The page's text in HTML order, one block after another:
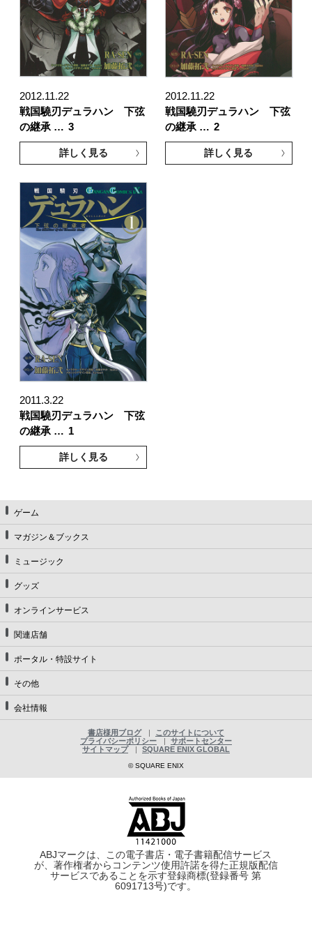
2012.11.22
戦国驍刃デュラハン 下弦
の継承 … 3
詳しく見る
2012.11.22
戦国驍刃デュラハン 下弦
の継承 … 2
詳しく見る
2011.3.22
戦国驍刃デュラハン 下弦
の継承 … 1
詳しく見る
ゲーム
マガジン＆ブックス
ミュージック
グッズ
オンラインサービス
関連店舗
ポータル・特設サイト
その他
会社情報
書店様用ブログ
このサイトについて
プライバシーポリシー
サポートセンター
サイトマップ
SQUARE ENIX GLOBAL
© SQUARE ENIX
ABJマークは、この電子書店・電子書籍配信サービス
が、著作権者からコンテンツ使用許諾を得た正規版配信
サービスであることを示す登録商標(登録番号 第
6091713号)です。